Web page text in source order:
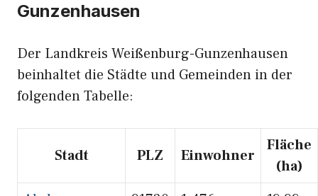
Gunzenhausen
Der Landkreis Weißenburg-Gunzenhausen
beinhaltet die Städte und Gemeinden in der
folgenden Tabelle:
Stadt PLZ Einwohner
Fläche
(ha)